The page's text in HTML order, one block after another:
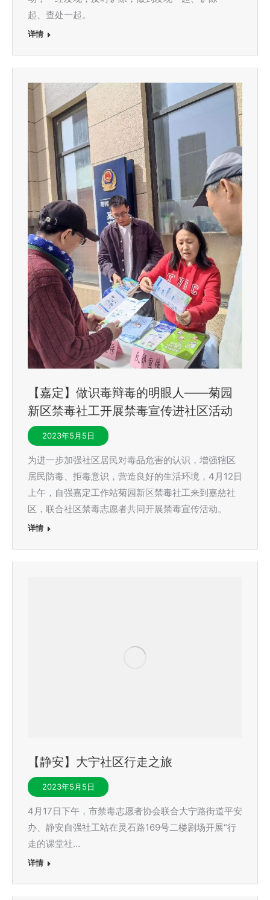
起、查处一起。
详情
【嘉定】做识毒辩毒的明眼人——菊园
新区禁毒社工开展禁毒宣传进社区活动
2023年5月5日
为进一步加强社区居民对毒品危害的认识，增强辖区
居民防毒、拒毒意识，营造良好的生活环境，4月12日
上午，自强嘉定工作站菊园新区禁毒社工来到嘉慈社
区，联合社区禁毒志愿者共同开展禁毒宣传活动。
详情
【静安】大宁社区行走之旅
2023年5月5日
4月17日下午，市禁毒志愿者协会联合大宁路街道平安
办、静安自强社工站在灵石路169号二楼剧场开展“行
走的课堂社…
详情